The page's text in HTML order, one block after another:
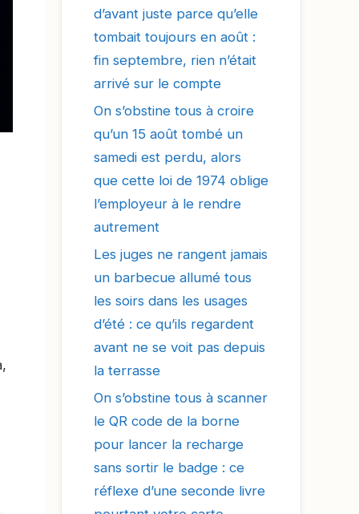
d’avant juste parce qu’elle
tombait toujours en août :
fin septembre, rien n’était
arrivé sur le compte
On s’obstine tous à croire
qu’un 15 août tombé un
samedi est perdu, alors
que cette loi de 1974 oblige
l’employeur à le rendre
autrement
Les juges ne rangent jamais
un barbecue allumé tous
les soirs dans les usages
d’été : ce qu’ils regardent
avant ne se voit pas depuis
la terrasse
On s’obstine tous à scanner
le QR code de la borne
pour lancer la recharge
sans sortir le badge : ce
réflexe d’une seconde livre